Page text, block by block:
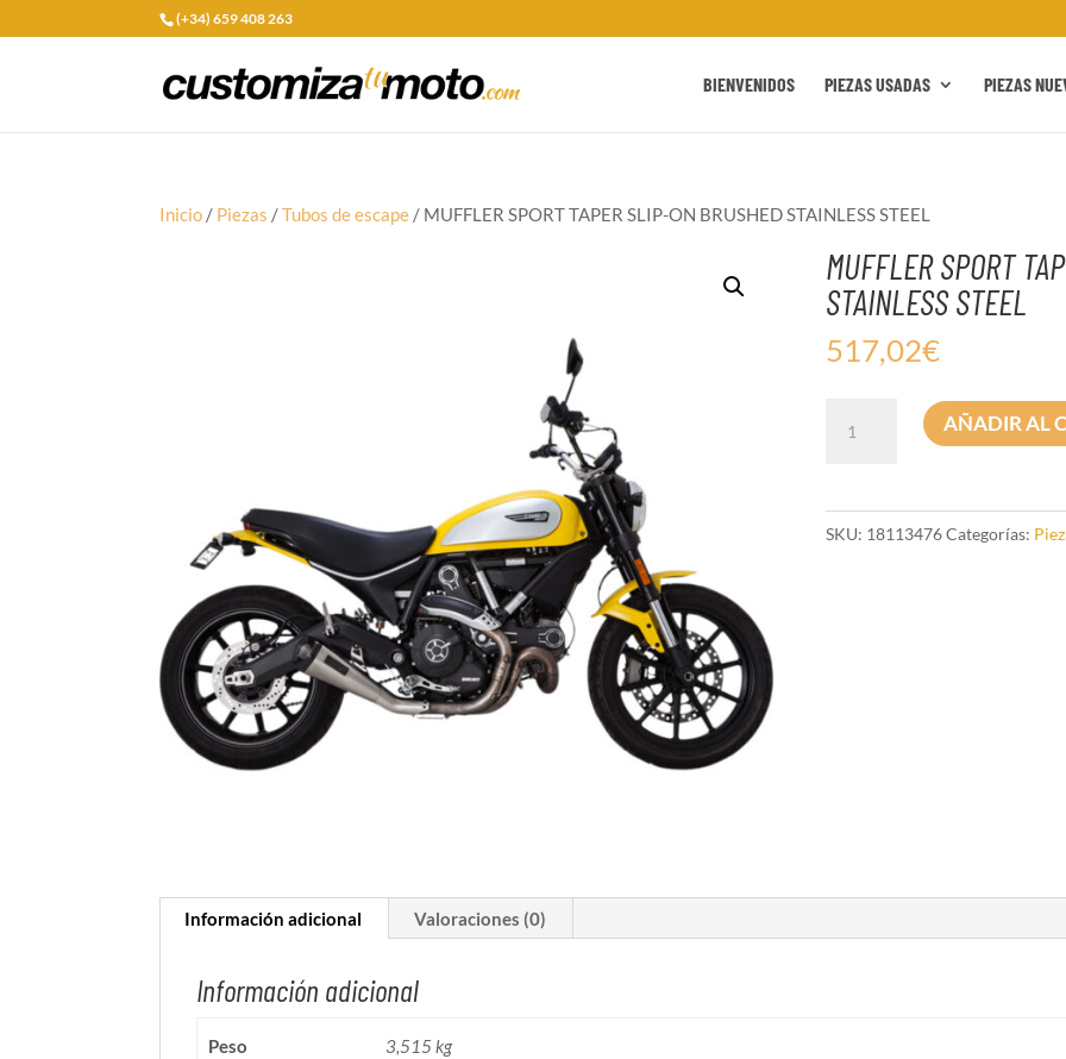
(+34) 659 408 263
BIENVENIDOS PIEZAS USADAS PIEZAS
Inicio / Piezas /Tubos de escape / MUFFLER SPORT TAPER SLIP-ON BRUSHED STAINLESS STEEL
MUFFLER SPORT
STAINLESS STEEL
517,02€
SPORT
ON
AÑADIR AL
SKU: 18113476 Categorías:
Información adicional Valoraciones (0)
Información adicional
Peso 3,515 kg